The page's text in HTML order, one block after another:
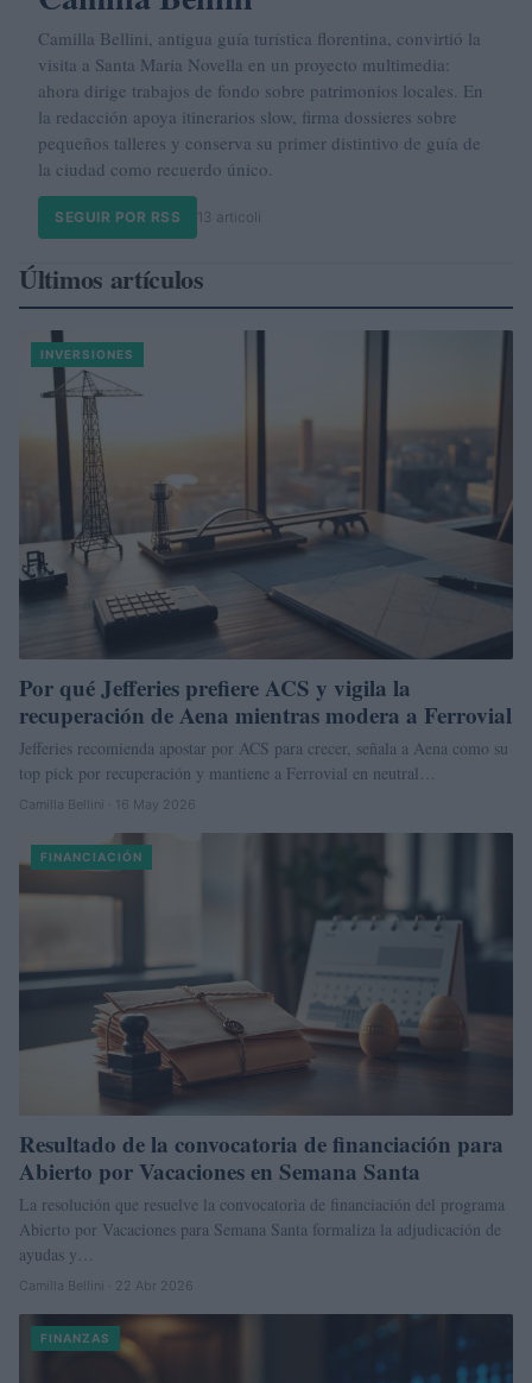
Camilla Bellini, antigua guía turística florentina, convirtió la
visita a Santa Maria Novella en un proyecto multimedia:
ahora dirige trabajos de fondo sobre patrimonios locales. En
la redacción apoya itinerarios slow, firma dossieres sobre
pequeños talleres y conserva su primer distintivo de guía de
la ciudad como recuerdo único.
SEGUIR POR RSS 13 articoli
Últimos artículos
INVERSIONES
Por qué Jefferies prefiere ACS y vigila la
recuperación de Aena mientras modera a Ferrovial
Jefferies recomienda apostar por ACS para crecer, señala a Aena como su
top pick por recuperación y mantiene a Ferrovial en neutral…
Camilla Bellini · 16 May 2026
FINANCIACIÓN
Resultado de la convocatoria de financiación para
Abierto por Vacaciones en Semana Santa
La resolución que resuelve la convocatoria de financiación del programa
Abierto por Vacaciones para Semana Santa formaliza la adjudicación de
ayudas y…
Camilla Bellini · 22 Abr 2026
FINANZAS